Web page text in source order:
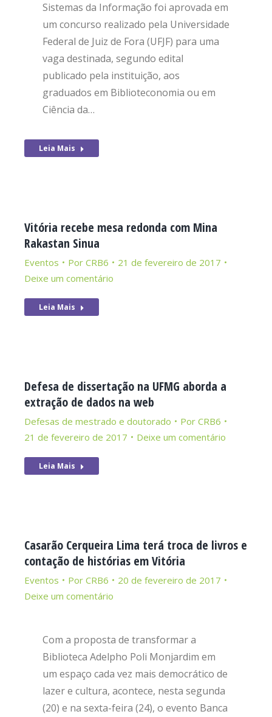
Sistemas da Informação foi aprovada em
um concurso realizado pela Universidade
Federal de Juiz de Fora (UFJF) para uma
vaga destinada, segundo edital
publicado pela instituição, aos
graduados em Biblioteconomia ou em
Ciência da…
Leia Mais
Vitória recebe mesa redonda com Mina
Rakastan Sinua
Eventos Por CRB6
21 de fevereiro de 2017
Deixe um comentário
Leia Mais
Defesa de dissertação na UFMG aborda a
extração de dados na web
Defesas de mestrado e doutorado Por CRB6
21 de fevereiro de 2017
Deixe um comentário
Leia Mais
Casarão Cerqueira Lima terá troca de livros e
contação de histórias em Vitória
Eventos Por CRB6
20 de fevereiro de 2017
Deixe um comentário
Com a proposta de transformar a
Biblioteca Adelpho Poli Monjardim em
um espaço cada vez mais democrático de
lazer e cultura, acontece, nesta segunda
(20) e na sexta-feira (24), o evento Banca